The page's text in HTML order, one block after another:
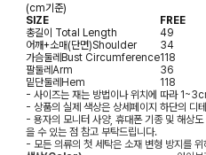
(cm기준)
SIZE
FREE
총길이 Total Length
49
어깨+소매(단면)Shoulder
34
가슴둘레Bust Circumference118
팔둘레Arm
36
밑단둘레Hem
118
- 사이즈는 재는 방법이나 위치에 따라
- 상품의 실제 색상은 상세페이지 하단의 디
- 용자의 모니터 사양, 휴대폰 기종 및 해상
을 수 있는 점 참고 부탁드립니다.
- 모든 의류의 첫 세탁은 소재 변형 방지를